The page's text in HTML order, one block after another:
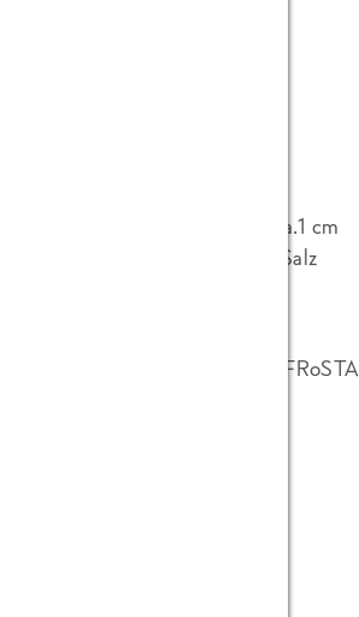
tupfen. Anschließend in ca.1 cm
Curry, Ahornsirup und Salz
1 Minute scharf anbraten. FRoSTA
zubereiten.
halbieren und den Saft
verrühren.